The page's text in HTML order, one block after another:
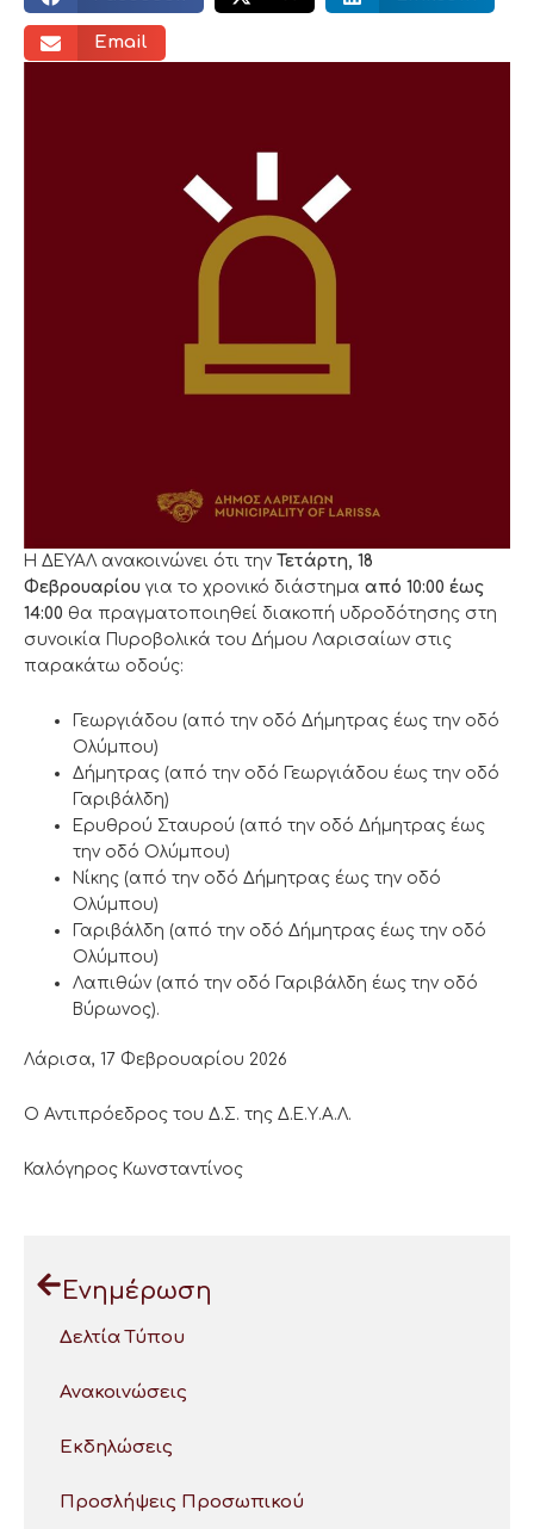
Email
Η ΔΕΥΑΛ ανακοινώνει ότι την Τετάρτη, 18
Φεβρουαρίου για το χρονικό διάστημα από 10:00 έως
14:00 θα πραγματοποιηθεί διακοπή υδροδότησης στη
συνοικία Πυροβολικά του Δήμου Λαρισαίων στις
παρακάτω οδούς:
Γεωργιάδου (από την οδό Δήμητρας έως την οδό
Ολύμπου)
Δήμητρας (από την οδό Γεωργιάδου έως την οδό
Γαριβάλδη)
Ερυθρού Σταυρού (από την οδό Δήμητρας έως
την οδό Ολύμπου)
Νίκης (από την οδό Δήμητρας έως την οδό
Ολύμπου)
Γαριβάλδη (από την οδό Δήμητρας έως την οδό
Ολύμπου)
Λαπιθών (από την οδό Γαριβάλδη έως την οδό
Βύρωνος).
Λάρισα, 17 Φεβρουαρίου 2026
Ο Αντιπρόεδρος του Δ.Σ. της Δ.Ε.Υ.Α.Λ.
Καλόγηρος Κωνσταντίνος
Ενημέρωση
Δελτία Τύπου
Ανακοινώσεις
Εκδηλώσεις
Προσλήψεις Προσωπικού